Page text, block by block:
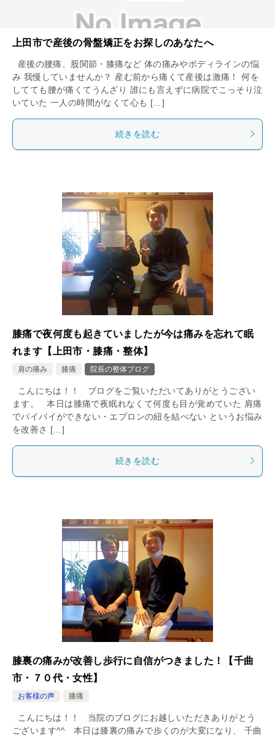
上田市で産後の骨盤矯正をお探しのあなたへ
産後の腰痛、股関節・膝痛など 体の痛みやボディラインの悩
み 我慢していませんか？ 産む前から痛くて産後は激痛！ 何を
してても腰が痛くてうんざり 誰にも言えずに病院でこっそり泣
いていた 一人の時間がなくて心も […]
続きを読む
膝痛で夜何度も起きていましたが今は痛みを忘れて眠
れます【上田市・膝痛・整体】
肩の痛み 膝痛 院長の整体ブログ
こんにちは！！ ブログをご覧いただいてありがとうござい
ます。 本日は膝痛で夜眠れなくて何度も目が覚めていた 肩痛
でバイバイができない・エプロンの紐を結べない というお悩み
を改善さ […]
続きを読む
膝裏の痛みが改善し歩行に自信がつきました！【千曲
市・７０代・女性】
お客様の声 膝痛
こんにちは！！ 当院のブログにお越しいただきありがとう
ございます^^ 本日は膝裏の痛みで歩くのが大変になり、 千曲